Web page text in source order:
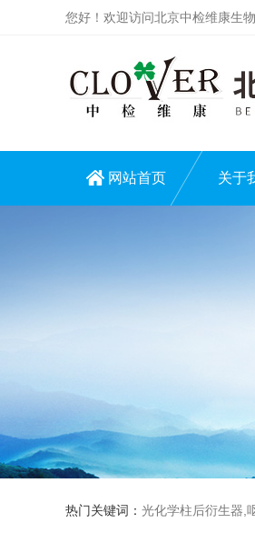
您好！欢迎访问北京中检维康生
网站首页 关于
热门关键词： 光化学柱后衍生器,